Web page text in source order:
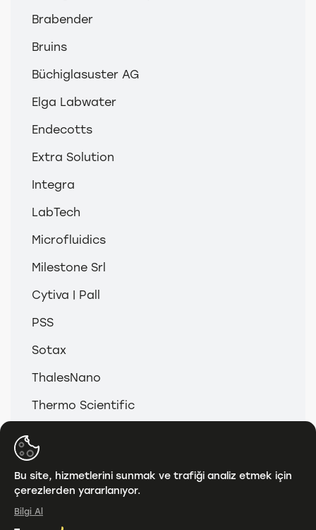
Brabender
Bruins
Büchiglasuster AG
Elga Labwater
Endecotts
Extra Solution
Integra
LabTech
Microfluidics
Milestone Srl
Cytiva | Pall
PSS
Sotax
ThalesNano
Thermo Scientific
Bu site, hizmetlerini sunmak ve trafiği analiz etmek için
çerezlerden yararlanıyor.
Bilgi Al